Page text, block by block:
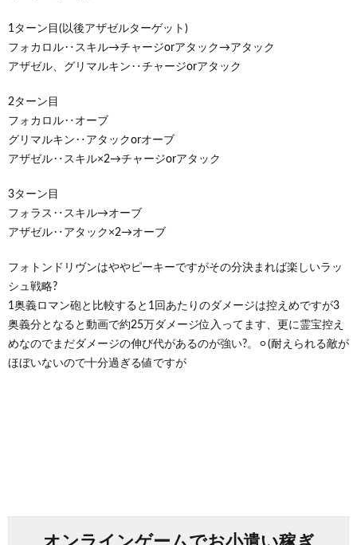
1ターン目(以後アザゼルターゲット)
フォカロル‥スキル→チャージorアタック→アタック
アザゼル、グリマルキン‥チャージorアタック
2ターン目
フォカロル‥オーブ
グリマルキン‥アタックorオーブ
アザゼル‥スキル×2→チャージorアタック
3ターン目
フォラス‥スキル→オーブ
アザゼル‥アタック×2→オーブ
フォトンドリヴンはややピーキーですがその分決まれば楽しいラッ
シュ戦略?
1奥義ロマン砲と比較すると1回あたりのダメージは控えめですが3
奥義分となると動画で約25万ダメージ位入ってます、更に霊宝控え
めなのでまだダメージの伸び代があるのが強い?。⚪︎(耐えられる敵が
ほぼいないので十分過ぎる値ですが